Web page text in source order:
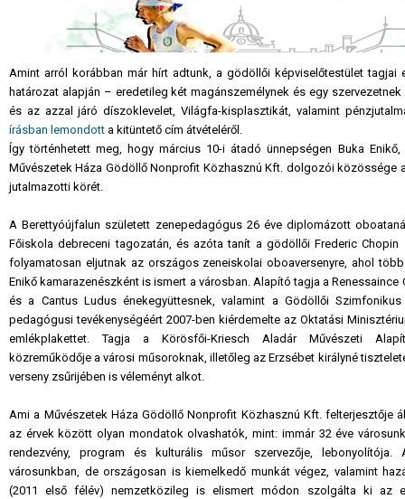
Amint arról korábban már hírt adtunk, a gödöllői képviselőtestület
határozat alapján – eredetileg két magánszemélynek és egy
és az azzal járó díszoklevelet, Világfa-kisplasztikát, valamint
írásban lemondott a kitüntető cím átvételéről.
Így történhetett meg, hogy március 10-i átadó ünnepségen Buka
Művészetek Háza Gödöllő Nonprofit Közhasznú Kft. dolgozói közössége
jutalmazotti körét.
A Berettyóújfalun született zenepedagógus 26 éve diplomázott
Főiskola debreceni tagozatán, és azóta tanít a gödöllői Frederic Chopin
folyamatosan eljutnak az országos zeneiskolai oboaversenyre, ahol
Enikő kamarazenészként is ismert a városban. Alapító tagja a
és a Cantus Ludus énekegyüttesnek, valamint a Gödöllői
pedagógusi tevékenységéért 2007-ben kiérdemelte az Oktatási
emlékplakettet. Tagja a Körösfői-Kriesch Aladár Művészeti
közreműködője a városi műsoroknak, illetőleg az Erzsébet királyné
verseny zsűrijében is véleményt alkot.
Ami a Művészetek Háza Gödöllő Nonprofit Közhasznú Kft. felterjesztője
az érvek között olyan mondatok olvashatók, mint: immár 32 éve
rendezvény, program és kulturális műsor szervezője,
városunkban, de országosan is kiemelkedő munkát végez, valamint
(2011 első félév) nemzetközileg is elismert módon szolgálta ki az